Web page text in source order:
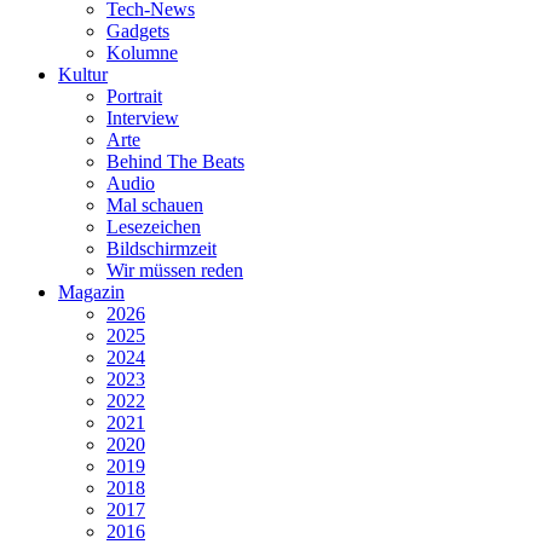
Tech-News
Gadgets
Kolumne
Kultur
Portrait
Interview
Arte
Behind The Beats
Audio
Mal schauen
Lesezeichen
Bildschirmzeit
Wir müssen reden
Magazin
2026
2025
2024
2023
2022
2021
2020
2019
2018
2017
2016